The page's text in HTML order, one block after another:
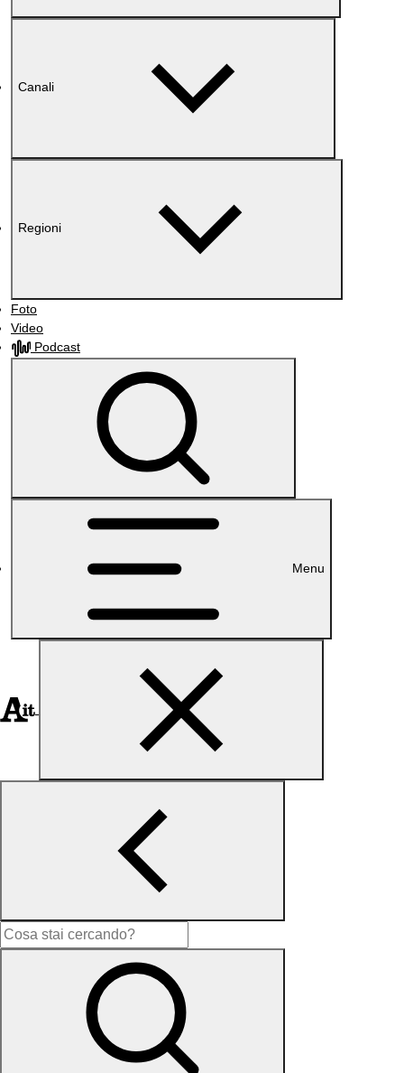
Canali
Regioni
Foto
Video
Podcast
Menu